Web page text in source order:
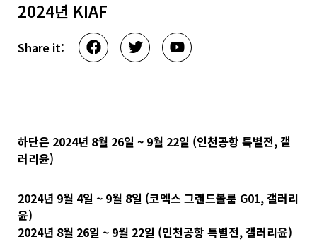
2024년 KIAF
Share it:
하단은 2024년 8월 26일 ~ 9월 22일 (인천공항 특별전, 갤
러리윤)
2024년 9월 4일 ~ 9월 8일 (코엑스 그랜드볼룸 G01, 갤러리
윤)
2024년 8월 26일 ~ 9월 22일 (인천공항 특별전, 갤러리윤)